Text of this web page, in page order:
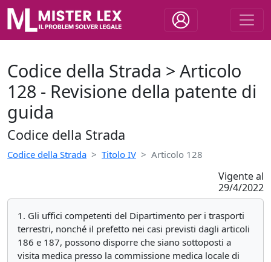
Codice della Strada > Articolo
128 - Revisione della patente di
guida
Codice della Strada
Codice della Strada Titolo IV Articolo 128
Vigente al
29/4/2022
1. Gli uffici competenti del Dipartimento per i trasporti
terrestri, nonché il prefetto nei casi previsti dagli articoli
186 e 187, possono disporre che siano sottoposti a
visita medica presso la commissione medica locale di